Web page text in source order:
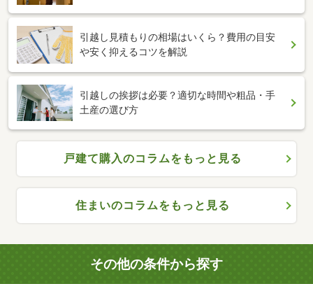
引越し見積もりの相場はいくら？費用の目安
や安く抑えるコツを解説
引越しの挨拶は必要？適切な時間や粗品・手
土産の選び方
戸建て購入のコラムをもっと見る
住まいのコラムをもっと見る
その他の条件から探す